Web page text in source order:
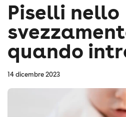
Piselli nello
quando
14 dicembre 2023